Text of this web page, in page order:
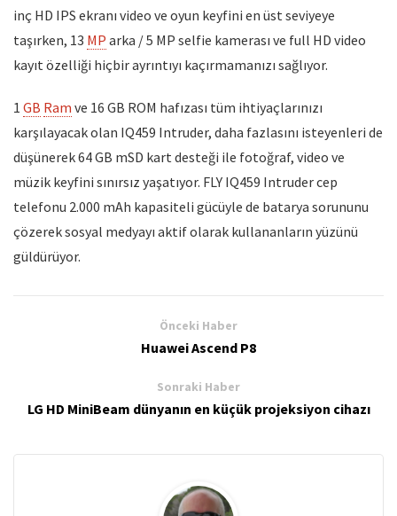
inç HD IPS ekranı video ve oyun keyfini en üst seviyeye
taşırken, 13 MP arka / 5 MP selfie kamerası ve full HD video
kayıt özelliği hiçbir ayrıntıyı kaçırmamanızı sağlıyor.
1 GB Ram ve 16 GB ROM hafızası tüm ihtiyaçlarınızı
karşılayacak olan IQ459 Intruder, daha fazlasını isteyenleri de
düşünerek 64 GB mSD kart desteği ile fotoğraf, video ve
müzik keyfini sınırsız yaşatıyor. FLY IQ459 Intruder cep
telefonu 2.000 mAh kapasiteli gücüyle de batarya sorununu
çözerek sosyal medyayı aktif olarak kullananların yüzünü
güldürüyor.
Önceki Haber
Huawei Ascend P8
Sonraki Haber
LG HD MiniBeam dünyanın en küçük projeksiyon cihazı